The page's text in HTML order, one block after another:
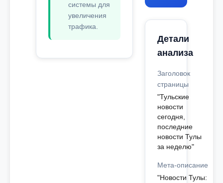
системы для
увеличения
трафика.
Детали
анализа
Заголовок
страницы
"Тульские
новости
сегодня,
последние
новости Тулы
за неделю"
Мета-описание
"Новости Тулы: